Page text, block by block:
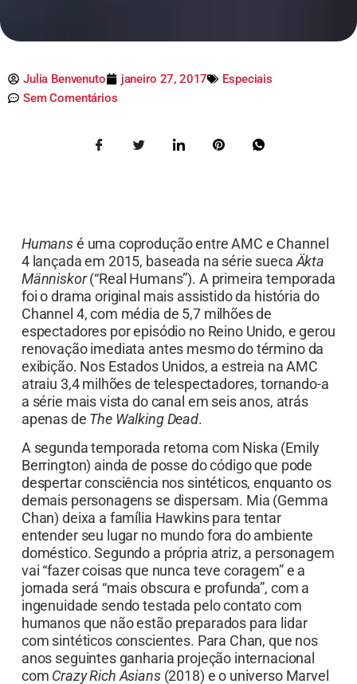
Julia Benvenuto janeiro 27, 2017
Especiais
Sem Comentários
Humansé uma coprodução entre AMC e Channel
4 lançada em 2015, baseada na série sueca Äkta
Människor(“Real Humans”). A primeira temporada
foi o drama original mais assistido da história do
Channel 4, com média de 5,7 milhões de
espectadores por episódio no Reino Unido, e gerou
renovação imediata antes mesmo do término da
exibição. Nos Estados Unidos, a estreia na AMC
atraiu 3,4 milhões de telespectadores, tornando-a
a série mais vista do canal em seis anos, atrás
apenas de The Walking Dead.
A segunda temporada retoma com Niska (Emily
Berrington) ainda de posse do código que pode
despertar consciência nos sintéticos, enquanto os
demais personagens se dispersam. Mia (Gemma
Chan) deixa a família Hawkins para tentar
entender seu lugar no mundo fora do ambiente
doméstico. Segundo a própria atriz, a personagem
vai “fazer coisas que nunca teve coragem” e a
jornada será “mais obscura e profunda”, com a
ingenuidade sendo testada pelo contato com
humanos que não estão preparados para lidar
com sintéticos conscientes. Para Chan, que nos
anos seguintes ganharia projeção internacional
com Crazy Rich Asians(2018) e o universo Marvel